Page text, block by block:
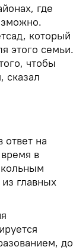
где
который
этого семьи.
чтобы
сказал
ответ на
в
главных
до